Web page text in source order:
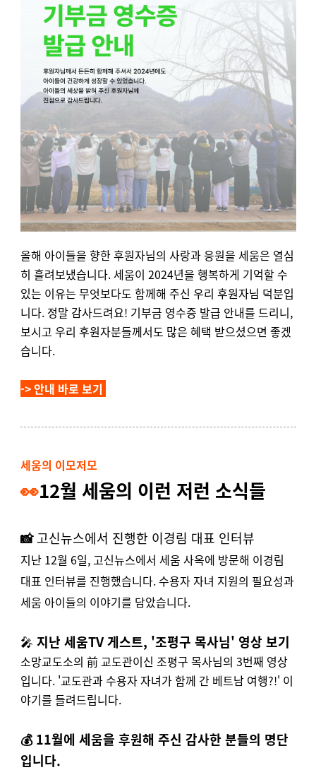
올해 아이들을 향한 후원자님의 사랑과 응원을 세움은 열심
히 흘려보냈습니다. 세움이 2024년을 행복하게 기억할 수
있는 이유는 무엇보다도 함께해 주신 우리 후원자님 덕분입
니다. 정말 감사드려요! 기부금 영수증 발급 안내를 드리니,
보시고 우리 후원자분들께서도 많은 혜택 받으셨으면 좋겠
습니다.
-> 안내 바로 보기
세움의 이모저모
👀12월 세움의 이런 저런 소식들
📸고신뉴스에서 진행한 이경림 대표 인터뷰
지난 12월 6일, 고신뉴스에서 세움 사옥에 방문해 이경림
대표 인터뷰를 진행했습니다. 수용자 자녀 지원의 필요성과
세움 아이들의 이야기를 담았습니다.
🎤 지난 세움TV 게스트, '조평구 목사님' 영상 보기
소망교도소의 前 교도관이신 조평구 목사님의 3번째 영상
입니다. '교도관과 수용자 자녀가 함께 간 베트남 여행?!' 이
야기를 들려드립니다.
💰11월에 세움을 후원해 주신 감사한 분들의 명단
입니다.